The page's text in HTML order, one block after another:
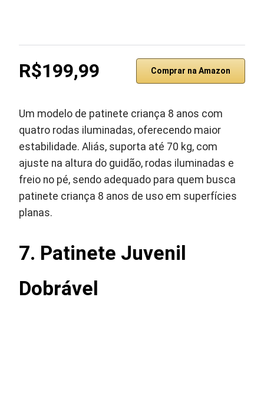
R$199,99 Comprar na Amazon
Um modelo de patinete criança 8 anos com
quatro rodas iluminadas, oferecendo maior
estabilidade. Aliás, suporta até 70 kg, com
ajuste na altura do guidão, rodas iluminadas e
freio no pé, sendo adequado para quem busca
patinete criança 8 anos de uso em superfícies
planas.
7. Patinete Juvenil
Dobrável